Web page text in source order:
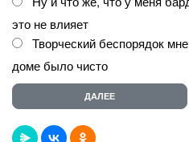
это не влияет
Творческий беспорядок
доме было чисто